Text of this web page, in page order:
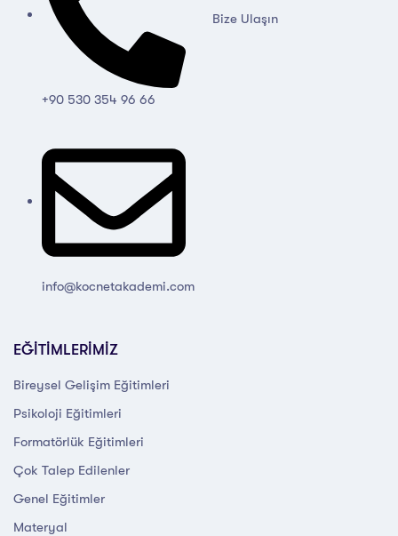
+90 530 354 96 66
info@kocnetakademi.com
Bize Ulaşın
EĞİTİMLERİMİZ
Bireysel Gelişim Eğitimleri
Psikoloji Eğitimleri
Formatörlük Eğitimleri
Çok Talep Edilenler
Genel Eğitimler
Materyal